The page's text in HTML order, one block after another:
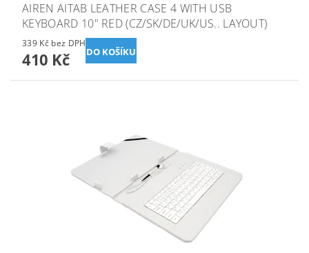
AIREN AITAB LEATHER CASE 4 WITH USB
KEYBOARD 10" RED (CZ/SK/DE/UK/US.. LAYOUT)
339 Kč bez DPH
410 Kč